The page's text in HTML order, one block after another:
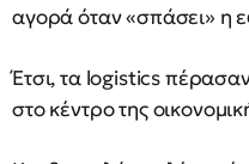
αγορά όταν «σπάσει» η
Έτσι, τα logistics
στο κέντρο της